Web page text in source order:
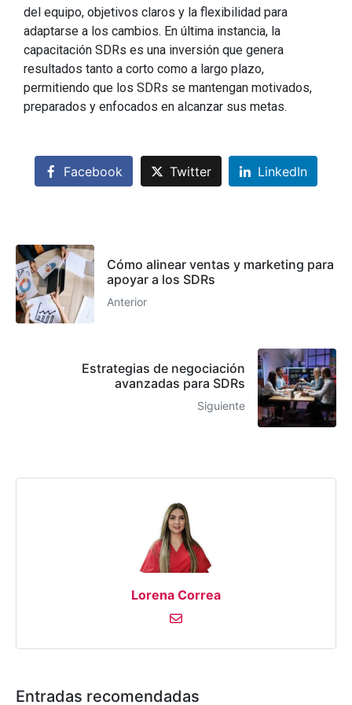
del equipo, objetivos claros y la flexibilidad para
adaptarse a los cambios. En última instancia, la
capacitación SDRs es una inversión que genera
resultados tanto a corto como a largo plazo,
permitiendo que los SDRs se mantengan motivados,
preparados y enfocados en alcanzar sus metas.
Facebook Twitter LinkedIn
Cómo alinear ventas y marketing para
apoyar a los SDRs
Anterior
Estrategias de negociación
avanzadas para SDRs
Siguiente
Lorena Correa
Entradas recomendadas